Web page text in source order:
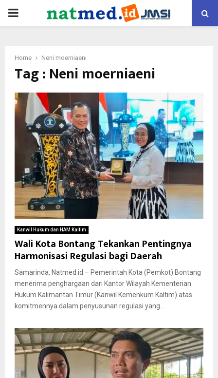
PRIMARY
Home Neni moerniaeni
Tag : Neni moerniaeni
Kanwil Hukum dan HAM Kaltim
Wali Kota Bontang Tekankan Pentingnya
Harmonisasi Regulasi bagi Daerah
Samarinda, Natmed.id – Pemerintah Kota (Pemkot) Bontang
menerima penghargaan dari Kantor Wilayah Kementerian
Hukum Kalimantan Timur (Kanwil Kemenkum Kaltim) atas
komitmennya dalam penyusunan regulasi yang...